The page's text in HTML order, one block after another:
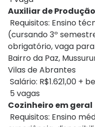
Auxiliar de Produção
Requisitos: Ensino
(cursando 3º
obrigatório, vaga
Bairro da Paz,
Vilas de Abrantes
Salário: R$1.621,00 +
5 vagas
Cozinheiro em geral
Requisitos: Ensino